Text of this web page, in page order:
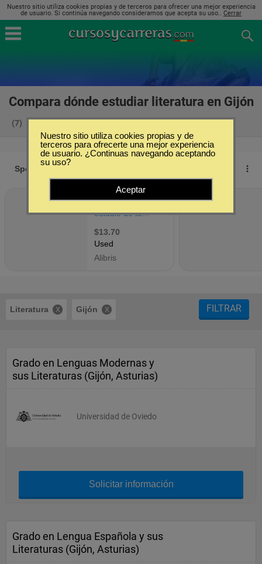
Nuestro sitio utiliza cookies propias y de terceros para ofrecer una mejor experiencia
de usuario. Si continúa navegando consideramos que acepta su uso.. Cerrar
Compara dónde estudiar literatura en Gijón
(7)
Literatura Gijón FILTRAR
Grado en Lenguas Modernas y
sus Literaturas (Gijón, Asturias)
Universidad de Oviedo
Solicitar información
Grado en Lengua Española y sus
Literaturas (Gijón, Asturias)
Nuestro sitio utiliza cookies propias y de
terceros para ofrecerte una mejor experiencia
de usuario. ¿Continuas navegando aceptando
su uso?
Aceptar